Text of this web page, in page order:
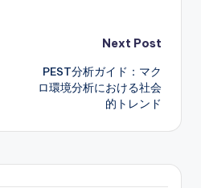
Next Post
PEST分析ガイド：マク
ロ環境分析における社会
的トレンド